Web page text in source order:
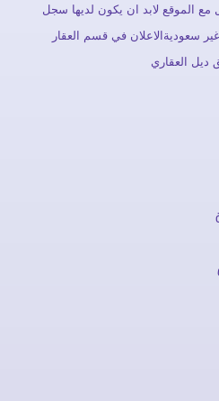
مع الموقع لابد ان يكون لديها سجل
سعوديةالاعلان في قسم العقار
العقاري